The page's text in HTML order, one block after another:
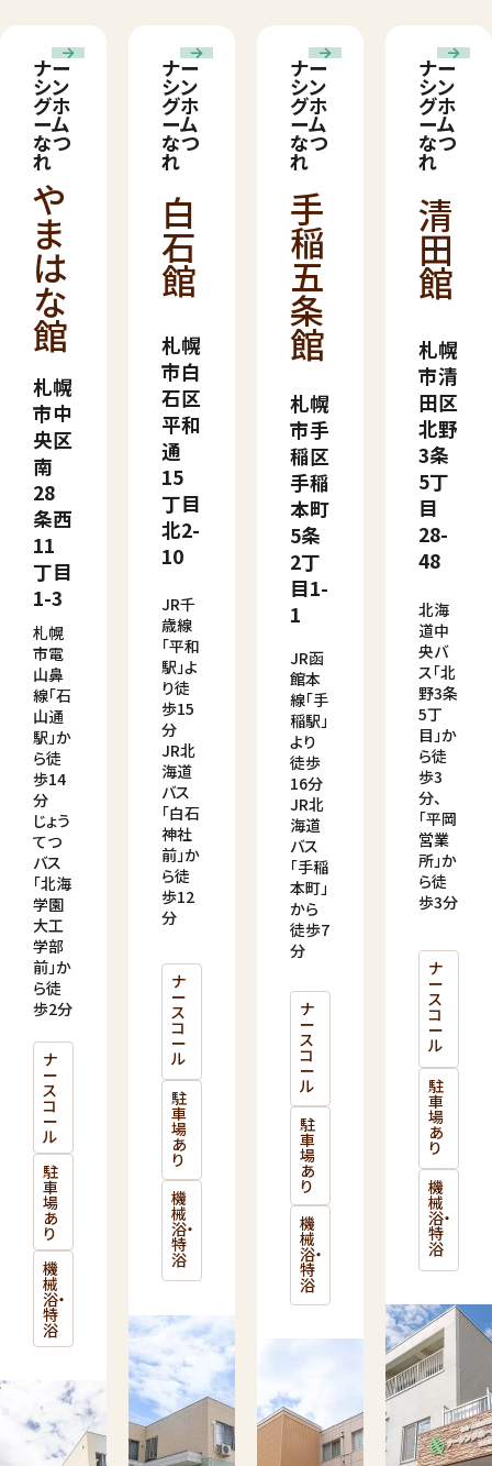
ナー
シン
グホ
ーム
なつ
れ
や
ま
は
な
館
札幌
市中
央区
南
28
条西
11
丁目
1-3
札幌
市電
山鼻
線「石
山通
駅」か
ら徒
歩14
分
じょう
てつ
バス
「北海
学園
大工
学部
前」か
ら徒
歩2分
ナ
ー
ス
コ
ー
ル
駐
車
場
あ
り
機
械
浴・
特
浴
ナー
シン
グホ
ーム
なつ
れ
白
石
館
札幌
市白
石区
平和
通
15
丁目
北2-
10
JR千
歳線
「平和
駅」よ
り徒
歩15
分
JR北
海道
バス
「白石
神社
前」か
ら徒
歩12
分
ナ
ー
ス
コ
ー
ル
駐
車
場
あ
り
機
械
浴・
特
浴
ナー
シン
グホ
ーム
なつ
れ
手
稲
五
条
館
札幌
市手
稲区
手稲
本町
5条
2丁
目1-
1
JR函
館本
線「手
稲駅」
より
徒歩
16分
JR北
海道
バス
「手稲
本町」
から
徒歩7
分
ナ
ー
ス
コ
ー
ル
駐
車
場
あ
り
機
械
浴・
特
浴
ナー
シン
グホ
ーム
なつ
れ
清
田
館
札幌
市清
田区
北野
3条
5丁
目
28-
48
北海
道中
央バ
ス「北
野3条
5丁
目」か
ら徒
歩3
分、
「平岡
営業
所」か
ら徒
歩3分
ナ
ー
ス
コ
ー
ル
駐
車
場
あ
り
機
械
浴・
特
浴